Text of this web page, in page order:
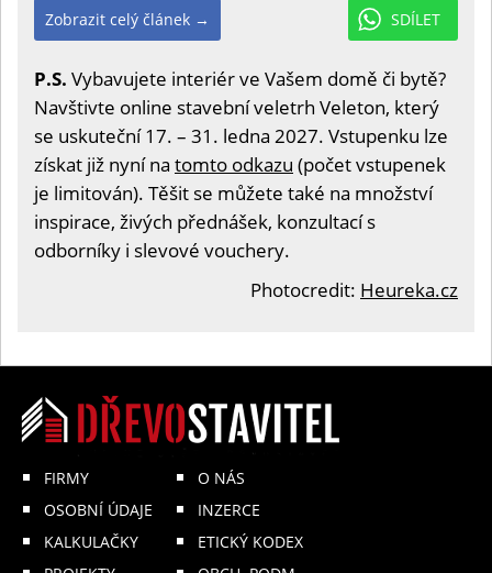
SDÍLET
Zobrazit celý článek →
P.S. Vybavujete interiér ve Vašem domě či bytě?
Navštivte online stavební veletrh Veleton, který
se uskuteční 17. – 31. ledna 2027. Vstupenku lze
získat již nyní na tomto odkazu (počet vstupenek
je limitován). Těšit se můžete také na množství
inspirace, živých přednášek, konzultací s
odborníky i slevové vouchery.
Photocredit: Heureka.cz
FIRMY
OSOBNÍ ÚDAJE
KALKULAČKY
O NÁS
INZERCE
ETICKÝ KODEX